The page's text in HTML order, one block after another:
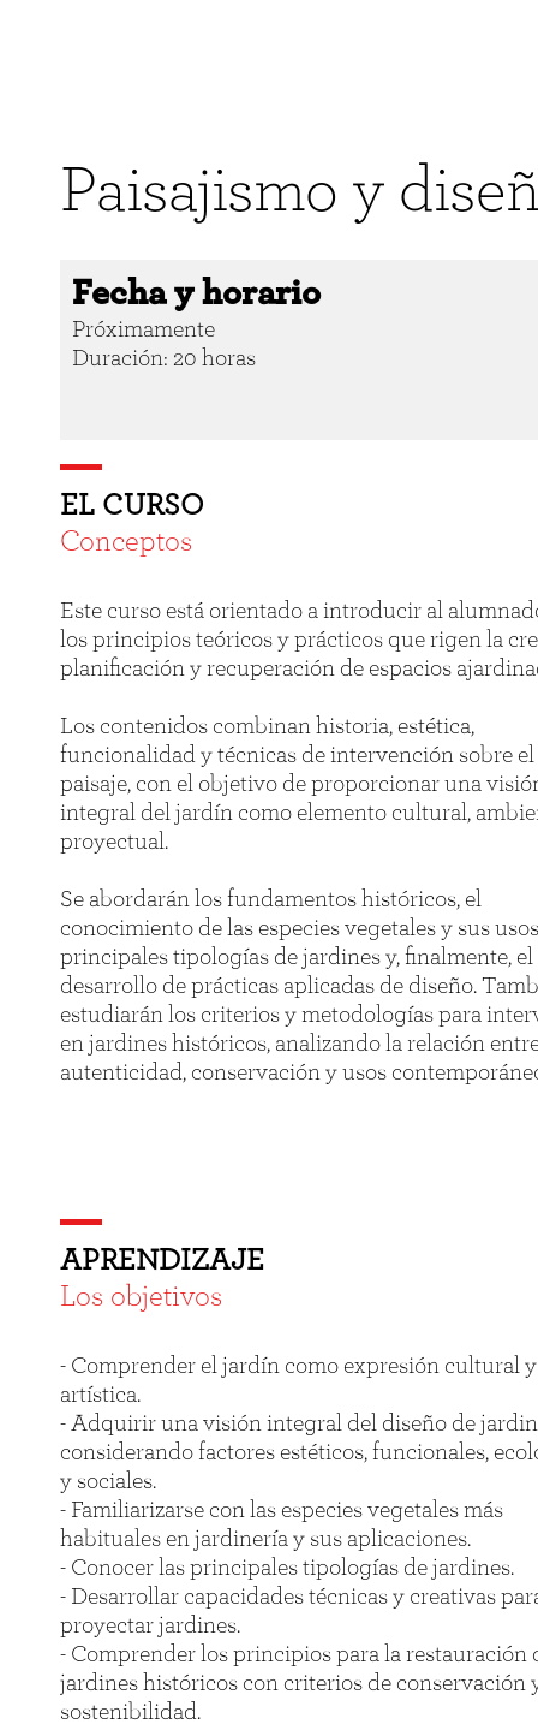
Paisajismo y
Fecha y horario
Próximamente
Duración: 20 horas
EL CURSO
Conceptos
Este curso está orientado a introducir al
los principios teóricos y prácticos que rigen la
planificación y recuperación de espacios
Los contenidos combinan historia, estética,
funcionalidad y técnicas de intervención sobre el
paisaje, con el objetivo de proporcionar una
integral del jardín como elemento cultural,
proyectual.
Se abordarán los fundamentos históricos, el
conocimiento de las especies vegetales y sus
principales tipologías de jardines y, finalmente, el
desarrollo de prácticas aplicadas de diseño.
estudiarán los criterios y metodologías para
en jardines históricos, analizando la relación
autenticidad, conservación y usos
APRENDIZAJE
Los objetivos
- Comprender el jardín como expresión cultural y
artística.
- Adquirir una visión integral del diseño de
considerando factores estéticos, funcionales,
y sociales.
- Familiarizarse con las especies vegetales más
habituales en jardinería y sus aplicaciones.
- Conocer las principales tipologías de jardines.
- Desarrollar capacidades técnicas y creativas
proyectar jardines.
- Comprender los principios para la restauración
jardines históricos con criterios de conservación
sostenibilidad.